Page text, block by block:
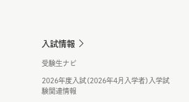
入試情報
受験生ナビ
2026年度入試（2026年4月入学者）入学試
験関連情報